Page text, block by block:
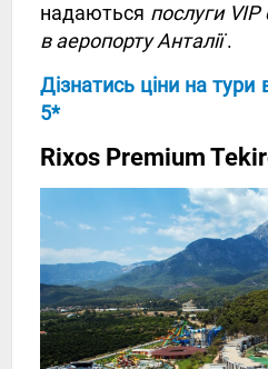
надаються послуги VIP
в аеропорту Анталії.
Дізнатись ціни на тури
5*
Rixos Premium